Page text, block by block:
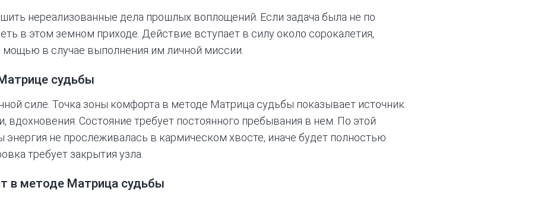
нереализованные дела прошлых воплощений. Если задача была не по
в этом земном приходе. Действие вступает в силу около сорокалетия,
мощью в случае выполнения им личной миссии.
судьбы
силе. Точка зоны комфорта в методе Матрица судьбы показывает источник
вдохновения. Состояние требует постоянного пребывания в нем. По этой
энергия не прослеживалась в кармическом хвосте, иначе будет полностью
требует закрытия узла.
в методе Матрица судьбы